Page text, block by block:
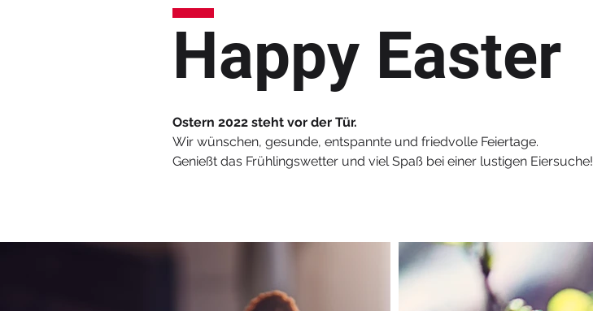
Happy Easter
Ostern 2022 steht vor der Tür.
Wir wünschen, gesunde, entspannte und friedvolle Feiertage.
Genießt das Frühlingswetter und viel Spaß bei einer lustigen Eiersuche!